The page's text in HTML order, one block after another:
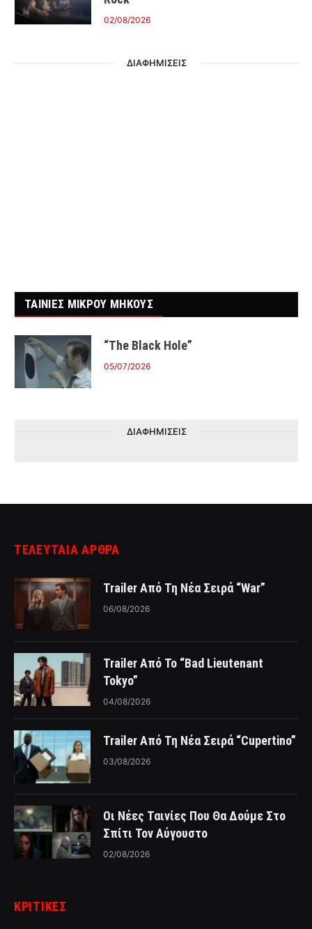
02/08/2026
ΔΙΑΦΗΜΙΣΕΙΣ
ΤΑΙΝΙΕΣ ΜΙΚΡΟΥ ΜΗΚΟΥΣ
“The Black Hole”
05/07/2026
ΔΙΑΦΗΜΙΣΕΙΣ
ΤΕΛΕΥΤΑΙΑ ΑΡΘΡΑ
Trailer Από Τη Νέα Σειρά “War”
06/08/2026
Trailer Από Το “Bad Lieutenant
Tokyo”
04/08/2026
Trailer Από Τη Νέα Σειρά “Cupertino”
03/08/2026
Οι Νέες Ταινίες Που Θα Δούμε Στο
Σπίτι Τον Αύγουστο
02/08/2026
ΚΡΙΤΙΚΈΣ